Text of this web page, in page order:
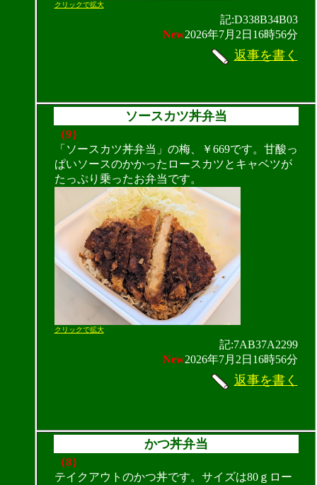
クリックで拡大
記:D338B34B03
New2026年7月2日16時56分
返事を書く
ソースカツ丼弁当
（9）
「ソースカツ丼弁当」の梅、￥669です。甘酸っ
ぱいソースのかかったロースカツとキャベツが
たっぷり乗ったお弁当です。
クリックで拡大
記:7AB37A2299
New2026年7月2日16時56分
返事を書く
かつ丼弁当
（8）
テイクアウトのかつ丼です。サイズは80ｇロー